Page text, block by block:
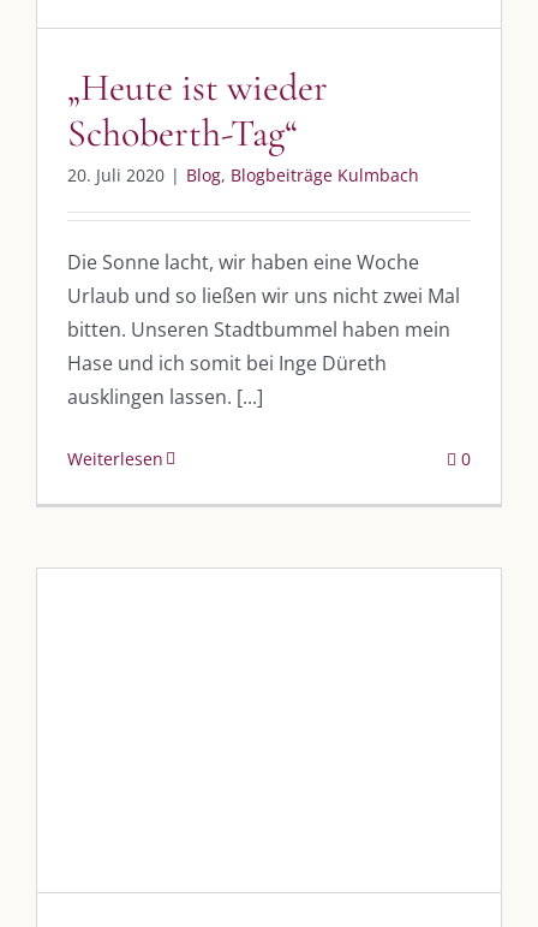
„Heute ist wieder
Schoberth-Tag“
20. Juli 2020 | Blog, Blogbeiträge Kulmbach
Die Sonne lacht, wir haben eine Woche
Urlaub und so ließen wir uns nicht zwei Mal
bitten. Unseren Stadtbummel haben mein
Hase und ich somit bei Inge Düreth
ausklingen lassen. [...]
Weiterlesen 0